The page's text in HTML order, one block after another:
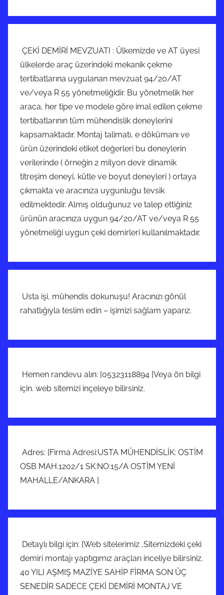
ÇEKİ DEMİRİ MEVZUATI : Ülkemizde ve AT üyesi
ülkelerde araç üzerindeki mekanik çekme
tertibatlarına uygulanan mevzuat 94/20/AT
ve/veya R 55 yönetmeliğidir. Bu yönetmelik her
araca, her tipe ve modele göre imal edilen çekme
tertibatlarının tüm mühendislik deneylerini
kapsamaktadır. Montaj talimatı, e dökümanı ve
ürün üzerindeki etiket değerleri bu deneylerin
verilerinde ( örneğin 2 milyon devir dinamik
titreşim deneyi, kütle ve boyut deneyleri ) ortaya
çıkmakta ve aracınıza uygunluğu tevsik
edilmektedir. Almış olduğunuz ve talep ettiğiniz
ürünün aracınıza uygun 94/20/AT ve/veya R 55
yönetmeliği uygun çeki demirleri kullanılmaktadır.
Usta işi, mühendis dokunuşu! Aracınızı gönül
rahatlığıyla teslim edin – işimizi sağlam yaparız.
Hemen randevu alın: [05323118894 ]Veya ön bilgi
için. web sitemizi inçeleye bilirsiniz.
Adres: [Firma Adresi:USTA MÜHENDİSLİK: OSTİM
OSB MAH.1202/1 SK:NO:15/A OSTİM YENİ
MAHALLE/ANKARA ]
Detaylı bilgi için: [Web sitelerimiz ,Sitemizdeki çeki
demiri montajı yaptıgımız araçları inceliye bilirsiniz.
40 YILI AŞMIŞ MAZİYE SAHİP FİRMA SON ÜÇ
SENEDİR SADECE ÇEKİ DEMİRİ MONTAJ VE